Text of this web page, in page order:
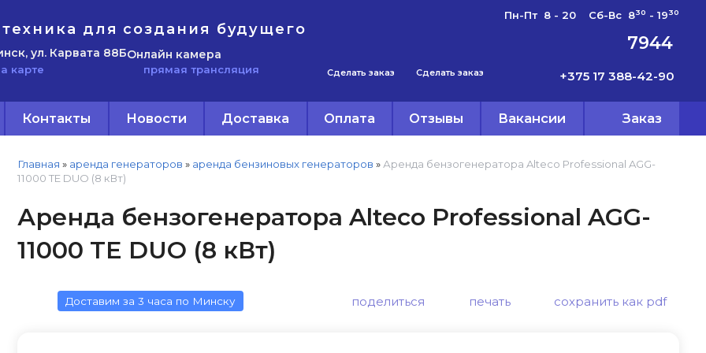
для создания будущего
ул. Карвата 88Б
карте
Онлайн камера
прямая трансляция Сделать заказ Сделать заказ
Пн-Пт 8 - 20 Сб-Вс 830 - 1930
7944
+375 17 388-42-90
Контакты Новости Доставка Оплата Отзывы Вакансии Заказ
Главная » аренда генераторов » аренда бензиновых генераторов » Аренда бензогенератора Alteco Professional AGG-
11000 TE DUO (8 кВт)
Аренда бензогенератора Alteco Professional AGG-
11000 TE DUO (8 кВт)
Доставим за 3 часа по Минску поделиться печать сохранить как pdf